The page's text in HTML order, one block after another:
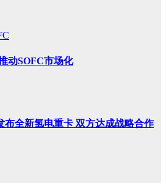
动SOFC市场化
布全新氢电重卡 双方达成战略合作